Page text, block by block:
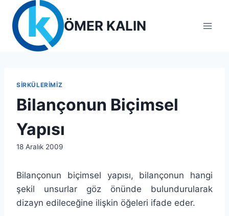
content
ÖMER KALIN
SIRKÜLERIMIZ
Bilançonun Biçimsel
Yapısı
By
18 Aralık 2009
Bilançonun biçimsel yapısı, bilançonun hangi
şekil unsurlar göz önünde bulundurularak
dizayn edileceğine ilişkin öğeleri ifade eder.